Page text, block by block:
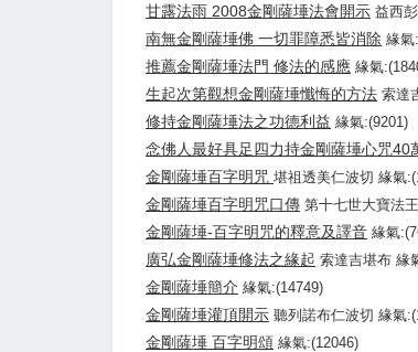
甘露法雨 2008金剛薩埵法會開示 益西
南無金剛薩埵佛 一切罪障悉皆消除 緣氣
推薦金剛薩埵法門 修法的感應 緣氣
生起次第觀想金剛薩埵懺悔的方法 索達
修持金剛薩埵法之功德利益 緣氣:(9201)
念佛人最好具足四力持金剛薩埵心咒40
金剛薩埵百字明咒 堪祖透美仁波切 緣氣
金剛薩埵百字明咒口傳 第十七世大寶法
金剛薩埵-百字明咒的釋意及譯音 緣氣
廣弘金剛薩埵修法之緣起 索達吉堪布 緣
金剛薩埵簡介 緣氣:(14749)
金剛薩埵灌頂開示 聽列諾布仁波切 緣氣
金剛薩埵 百字明頌 緣氣:(12046)